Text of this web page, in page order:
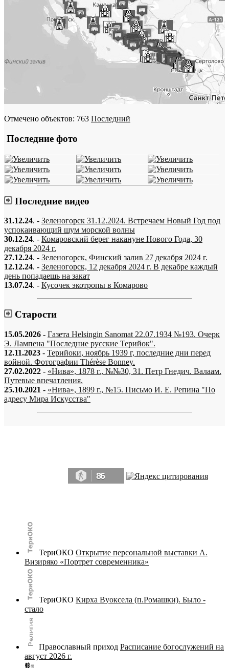
Отмечено объектов: 763 Последний
Последние фото
Последние видео
31.12.24. - Зеленогорск 31.12.2024. Встречаем Новый Год под
успокаивающий шум морской волны
30.12.24. - Комаровский берег накануне Нового Года, 30
декабря 2024 г.
27.12.24. - Зеленогорск, Финский залив 27 декабря 2024 г.
12.12.24. - Зеленогорск, 12 декабря 2024 г. В декабре каждый
день попадаешь на закат
13.07.24. - Кусочек экотропы в Комарово
Старости
15.05.2026 - Газета Helsingin Sanomat 22.07.1934 №193. Очерк
Э. Лампена "Последние русские Терийок".
12.11.2023 - Терийоки, ноябрь 1939 г, последние дни перед
войной. Фотографии Thérèse Bonney.
27.02.2022 - «Нива», 1878 г., №№30, 31. Петр Гнедич. Валаам.
Путевые впечатления.
25.10.2021 - «Нива», 1899 г., №15. Письмо И. Е. Репина "По
адресу Мира Искусства"
86
ТериОКО Открытие персональной выставки А.
Визиряко «Портрет современника»
ТериОКО Кирха Вуоксела (п.Ромашки). Было -
стало
Православный приход Расписание богослужений на
август 2026 г.